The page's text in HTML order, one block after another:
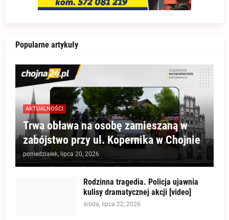
Popularne artykuły
AKTUALNOŚCI
Trwa obława na osobę zamieszaną w
zabójstwo przy ul. Kopernika w Chojnie
poniedziałek, lipca 20, 2026
Rodzinna tragedia. Policja ujawnia
kulisy dramatycznej akcji [video]
środa, lipca 22, 2026